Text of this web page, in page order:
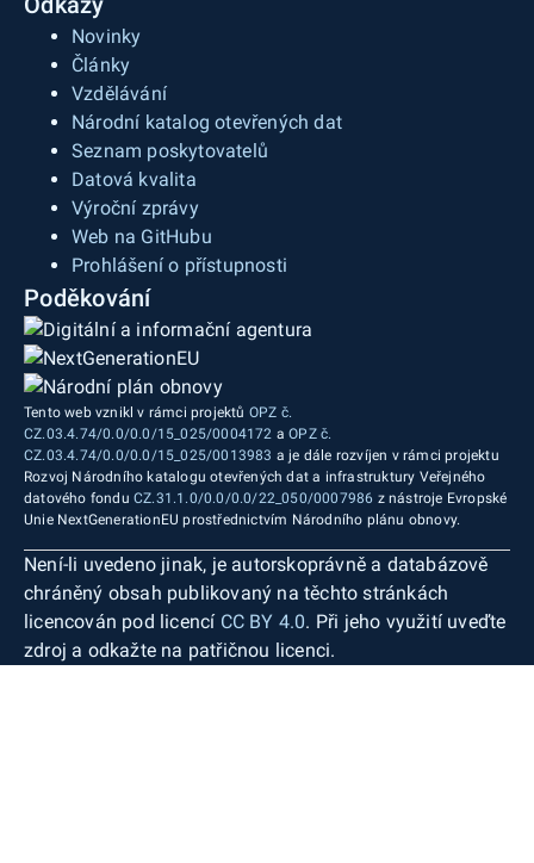
Novinky
Články
Vzdělávání
Národní katalog otevřených dat
Seznam poskytovatelů
Datová kvalita
Výroční zprávy
Web na GitHubu
Prohlášení o přístupnosti
Poděkování
Tento web vznikl v rámci projektů OPZ č.
CZ.03.4.74/0.0/0.0/15_025/0004172 aOPZ č.
CZ.03.4.74/0.0/0.0/15_025/0013983 a je dále rozvíjen v rámci projektu
Rozvoj Národního katalogu otevřených dat a infrastruktury Veřejného
datového fondu CZ.31.1.0/0.0/0.0/22_050/0007986 z nástroje Evropské
Unie NextGenerationEU prostřednictvím Národního plánu obnovy.
Není-li uvedeno jinak, je autorskoprávně a databázově
chráněný obsah publikovaný na těchto stránkách
licencován pod licencí CC BY 4.0. Při jeho využití uveďte
zdroj a odkažte na patřičnou licenci.